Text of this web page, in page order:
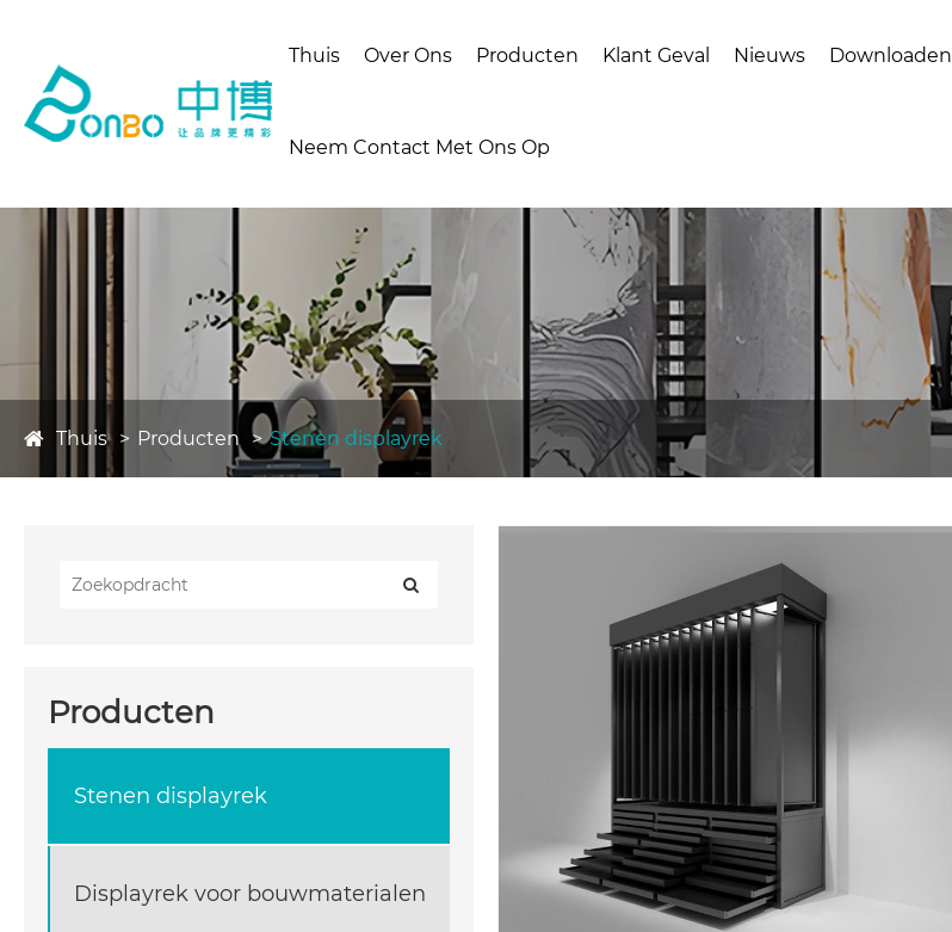
Thuis Over Ons Producten Klant Geval Nieuws Downloaden
Neem Contact Met Ons Op
Thuis Producten Stenen displayrek
Producten
Stenen displayrek
Displayrek voor bouwmaterialen